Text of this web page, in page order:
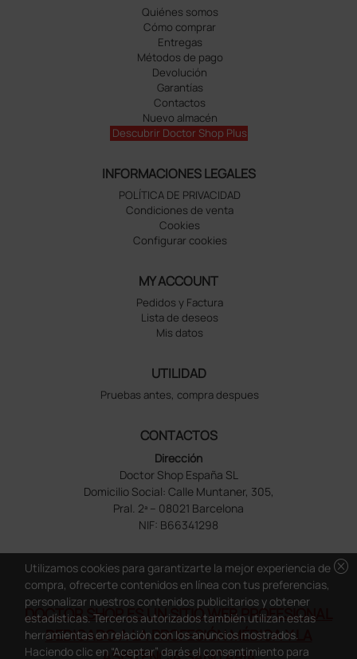
Quiénes somos
Cómo comprar
Entregas
Métodos de pago
Devolución
Garantías
Contactos
Nuevo almacén
Descubrir Doctor Shop Plus
INFORMACIONES LEGALES
POLÍTICA DE PRIVACIDAD
Condiciones de venta
Cookies
Configurar cookies
MY ACCOUNT
Pedidos y Factura
Lista de deseos
Mis datos
UTILIDAD
Pruebas antes, compra despues
CONTACTOS
Dirección
Doctor Shop España SL
Domicilio Social: Calle Muntaner, 305,
Pral. 2ª – 08021 Barcelona
NIF: B66341298
DOCTOR SHOP ES UN SITIO WEB PROFESIONAL
DEDICADO A LA PROFESIÓN MÉDICA Y LA
cancel
Utilizamos cookies para garantizarte la mejor experiencia de
compra, ofrecerte contenidos en línea con tus preferencias,
personalizar nuestros contenidos publicitarios y obtener
estadísticas. Terceros autorizados también utilizan estas
herramientas en relación con los anuncios mostrados.
Haciendo clic en “Aceptar” darás el consentimiento para